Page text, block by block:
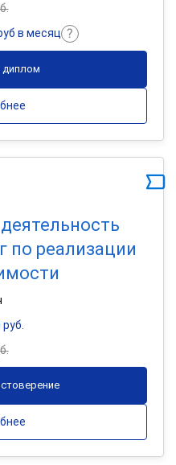
в месяц
диплом
по реализации